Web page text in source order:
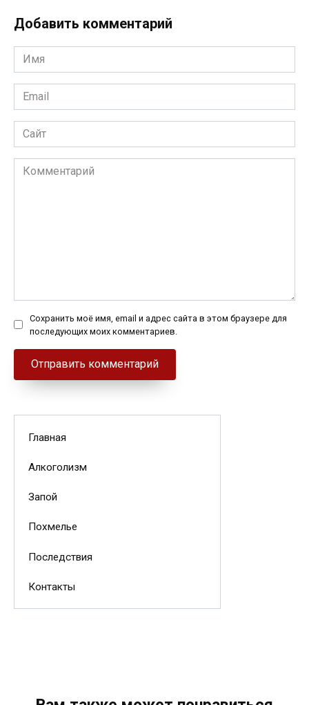
Добавить комментарий
Имя
*
Email
*
Сайт
Комментарий
Сохранить моё имя, email и адрес сайта в этом браузере для
последующих моих комментариев.
Главная
Алкоголизм
Запой
Похмелье
Последствия
Контакты